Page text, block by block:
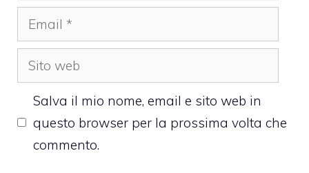
Email
Sito
web
Salva il mio nome, email e sito web in
questo browser per la prossima volta che
commento.